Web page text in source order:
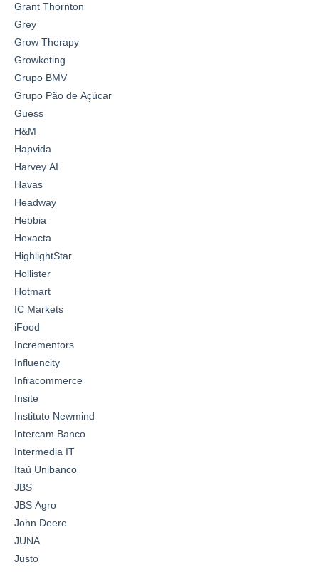
Grant Thornton
Grey
Grow Therapy
Growketing
Grupo BMV
Grupo Pão de Açúcar
Guess
H&M
Hapvida
Harvey AI
Havas
Headway
Hebbia
Hexacta
HighlightStar
Hollister
Hotmart
IC Markets
iFood
Incrementors
Influencity
Infracommerce
Insite
Instituto Newmind
Intercam Banco
Intermedia IT
Itaú Unibanco
JBS
JBS Agro
John Deere
JUNA
Jüsto